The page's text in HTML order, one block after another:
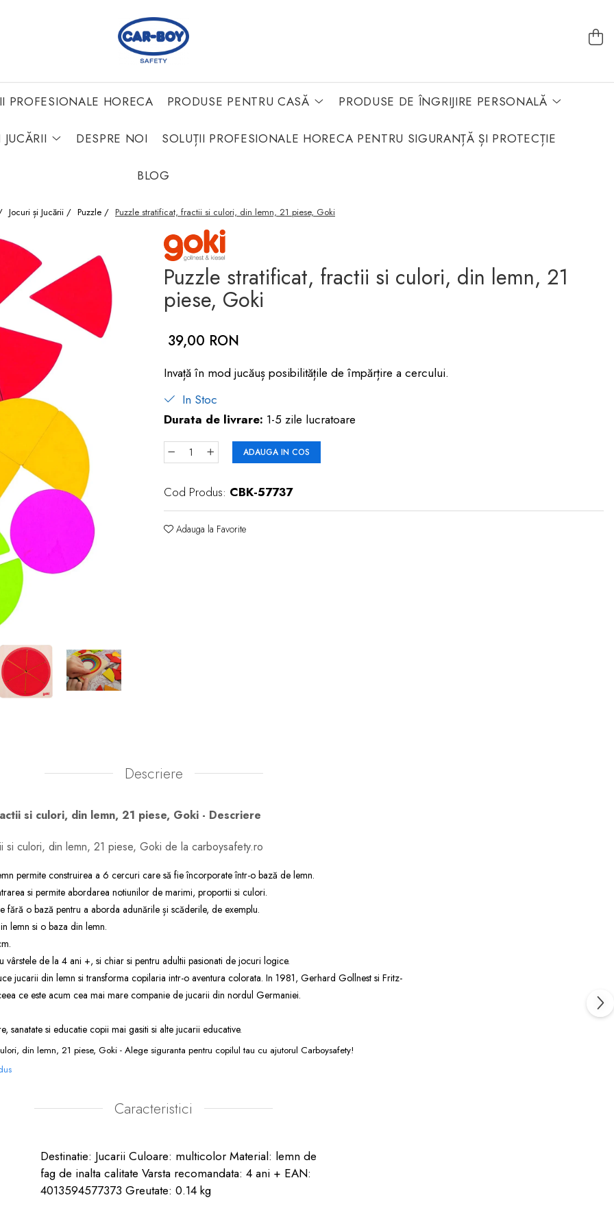
PROFESIONALE HORECA PRODUSE PENTRU CASĂ PRODUSE DE ÎNGRIJIRE PERSONALĂ
JUCĂRII DESPRE NOI SOLUȚII PROFESIONALE HORECA PENTRU SIGURANȚĂ ȘI PROTECȚIE
BLOG
Jocuri și Jucării / Puzzle / Puzzle stratificat, fractii si culori, din lemn, 21 piese, Goki
Puzzle stratificat, fractii si culori, din lemn, 21
piese, Goki
39,00 RON
Invață în mod jucăuș posibilitățile de împărțire a cercului.
In Stoc
Durata de livrare: 1-5 zile lucratoare
ADAUGA IN COS
Cod Produs: CBK-57737
Adauga la Favorite
Descriere
si culori, din lemn, 21 piese, Goki - Descriere
si culori, din lemn, 21 piese, Goki de la carboysafety.ro
permite construirea a 6 cercuri care să fie încorporate într-o bază de lemn.
si permite abordarea notiunilor de marimi, proportii si culori.
fără o bază pentru a aborda adunările și scăderile, de exemplu.
lemn si o baza din lemn.
de la 4 ani +, si chiar si pentru adultii pasionati de jocuri logice.
jucarii din lemn si transforma copilaria intr-o aventura colorata. In 1981, Gerhard Gollnest si Fritz-
ce este acum cea mai mare companie de jucarii din nordul Germaniei.
sanatate si educatie copii mai gasiti si alte jucarii educative.
din lemn, 21 piese, Goki - Alege siguranta pentru copilul tau cu ajutorul Carboysafety!
Caracteristici
Destinatie: Jucarii Culoare: multicolor Material: lemn de
fag de inalta calitate Varsta recomandata: 4 ani + EAN:
4013594577373 Greutate: 0.14 kg